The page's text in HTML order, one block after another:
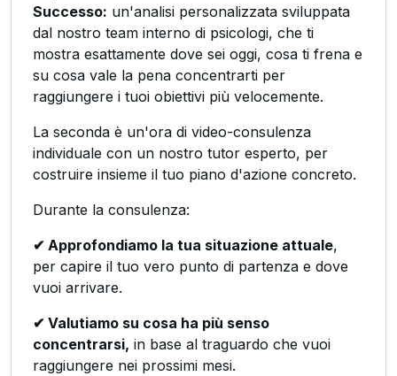
Successo: un'analisi personalizzata sviluppata
dal nostro team interno di psicologi, che ti
mostra esattamente dove sei oggi, cosa ti frena e
su cosa vale la pena concentrarti per
raggiungere i tuoi obiettivi più velocemente.
La seconda è un'ora di video-consulenza
individuale con un nostro tutor esperto, per
costruire insieme il tuo piano d'azione concreto.
Durante la consulenza:
✔ Approfondiamo la tua situazione attuale,
per capire il tuo vero punto di partenza e dove
vuoi arrivare.
✔ Valutiamo su cosa ha più senso
concentrarsi, in base al traguardo che vuoi
raggiungere nei prossimi mesi.